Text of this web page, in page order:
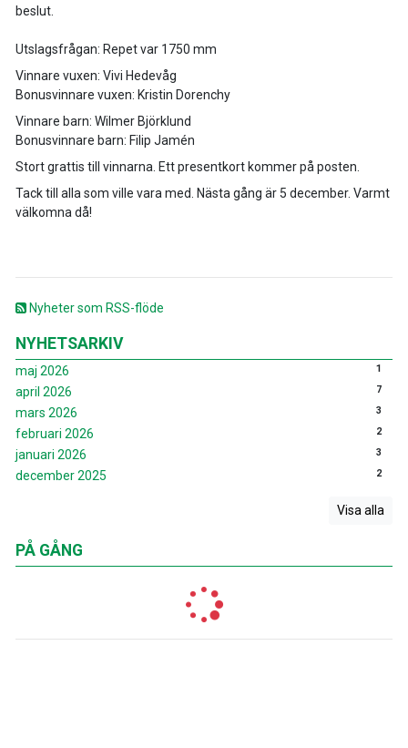
Nyheter som RSS-flöde
NYHETSARKIV
maj 2026 1
april 2026 7
mars 2026 3
februari 2026 2
januari 2026 3
december 2025 2
Visa alla
PÅ GÅNG
beslut.
Utslagsfrågan: Repet var 1750 mm
Vinnare vuxen: Vivi Hedevåg
Bonusvinnare vuxen: Kristin Dorenchy
Vinnare barn: Wilmer Björklund
Bonusvinnare barn: Filip Jamén
Stort grattis till vinnarna. Ett presentkort kommer på posten.
Tack till alla som ville vara med. Nästa gång är 5 december. Varmt
välkomna då!